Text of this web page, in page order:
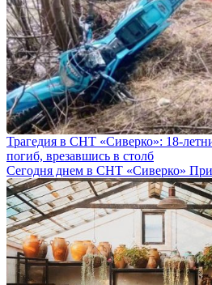
Трагедия в СНТ «Сиверко»: 18-
погиб, врезавшись в столб
Сегодня днем в СНТ «Сиверко»